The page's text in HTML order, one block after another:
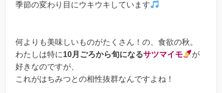
季節の変わり目にウキウキしています
何よりも美味しいものがたくさん！の、食欲の秋。
わたしは特に10月ごろから旬になるサツマイモ
が
好きなのですが、
これがはちみつとの相性抜群なんですよね！